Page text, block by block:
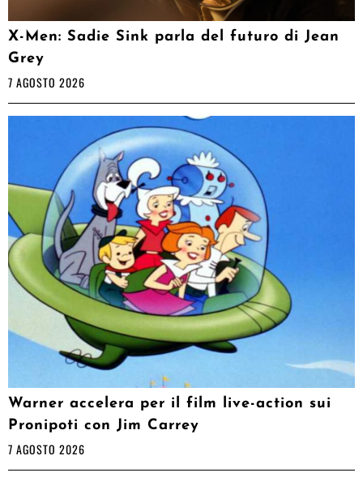
X-Men: Sadie Sink parla del futuro di Jean
Grey
7 AGOSTO 2026
Warner accelera per il film live-action sui
Pronipoti con Jim Carrey
7 AGOSTO 2026